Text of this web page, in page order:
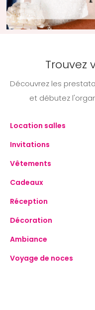
Trouvez
Découvrez les
et débutez
Location salles
Invitations
Vêtements
Cadeaux
Réception
Décoration
Ambiance
Voyage de noces